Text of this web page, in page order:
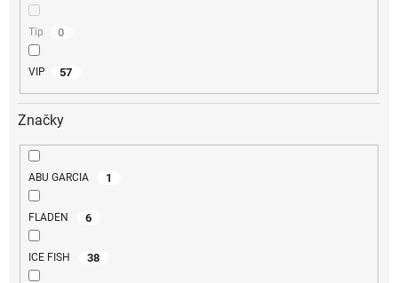
Tip 0
VIP 57
Značky
ABU GARCIA 1
FLADEN 6
ICE FISH 38